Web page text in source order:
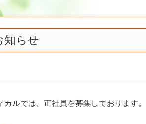
知らせ
ルでは、正社員を募集しております。